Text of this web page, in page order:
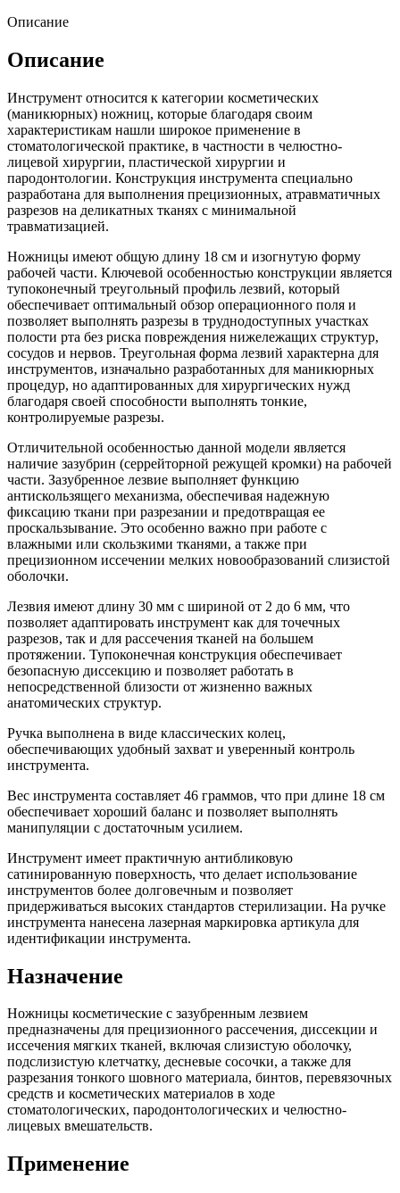
Описание
Описание
Инструмент относится к категории косметических
(маникюрных) ножниц, которые благодаря своим
характеристикам нашли широкое применение в
стоматологической практике, в частности в челюстно-
лицевой хирургии, пластической хирургии и
пародонтологии. Конструкция инструмента специально
разработана для выполнения прецизионных, атравматичных
разрезов на деликатных тканях с минимальной
травматизацией.
Ножницы имеют общую длину 18 см и изогнутую форму
рабочей части. Ключевой особенностью конструкции является
тупоконечный треугольный профиль лезвий, который
обеспечивает оптимальный обзор операционного поля и
позволяет выполнять разрезы в труднодоступных участках
полости рта без риска повреждения нижележащих структур,
сосудов и нервов. Треугольная форма лезвий характерна для
инструментов, изначально разработанных для маникюрных
процедур, но адаптированных для хирургических нужд
благодаря своей способности выполнять тонкие,
контролируемые разрезы.
Отличительной особенностью данной модели является
наличие зазубрин (серрейторной режущей кромки) на рабочей
части. Зазубренное лезвие выполняет функцию
антискользящего механизма, обеспечивая надежную
фиксацию ткани при разрезании и предотвращая ее
проскальзывание. Это особенно важно при работе с
влажными или скользкими тканями, а также при
прецизионном иссечении мелких новообразований слизистой
оболочки.
Лезвия имеют длину 30 мм с шириной от 2 до 6 мм, что
позволяет адаптировать инструмент как для точечных
разрезов, так и для рассечения тканей на большем
протяжении. Тупоконечная конструкция обеспечивает
безопасную диссекцию и позволяет работать в
непосредственной близости от жизненно важных
анатомических структур.
Ручка выполнена в виде классических колец,
обеспечивающих удобный захват и уверенный контроль
инструмента.
Вес инструмента составляет 46 граммов, что при длине 18 см
обеспечивает хороший баланс и позволяет выполнять
манипуляции с достаточным усилием.
Инструмент имеет практичную антибликовую
сатинированную поверхность, что делает использование
инструментов более долговечным и позволяет
придерживаться высоких стандартов стерилизации. На ручке
инструмента нанесена лазерная маркировка артикула для
идентификации инструмента.
Назначение
Ножницы косметические с зазубренным лезвием
предназначены для прецизионного рассечения, диссекции и
иссечения мягких тканей, включая слизистую оболочку,
подслизистую клетчатку, десневые сосочки, а также для
разрезания тонкого шовного материала, бинтов, перевязочных
средств и косметических материалов в ходе
стоматологических, пародонтологических и челюстно-
лицевых вмешательств.
Применение